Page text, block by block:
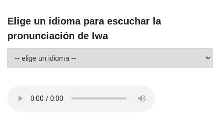
Elige un idioma para escuchar la
pronunciación de Iwa